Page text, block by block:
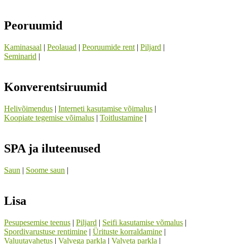
Peoruumid
Kaminasaal | Peolauad | Peoruumide rent | Piljard |
Seminarid |
Konverentsiruumid
Helivõimendus | Interneti kasutamise võimalus |
Koopiate tegemise võimalus | Toitlustamine |
SPA ja iluteenused
Saun | Soome saun |
Lisa
Pesupesemise teenus | Piljard | Seifi kasutamise võmalus |
Spordivarustuse rentimine | Ürituste korraldamine |
Valuutavahetus | Valvega parkla | Valveta parkla |